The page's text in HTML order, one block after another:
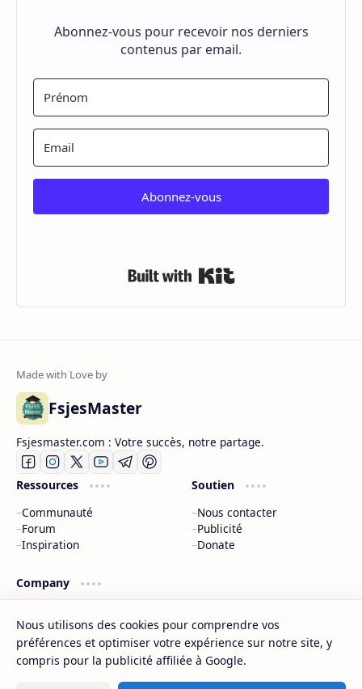
Abonnez-vous pour recevoir nos derniers
contenus par email.
Abonnez-vous
FsjesMaster
Fsjesmaster.com : Votre succès, notre partage.
Ressources
Communauté
Forum
Inspiration
Soutien
Nous contacter
Publicité
Donate
Company
Politique de confidentialité
Nous contacter
Sitemap
Nous utilisons des cookies pour comprendre vos
préférences et optimiser votre expérience sur notre site, y
compris pour la publicité affiliée à Google.